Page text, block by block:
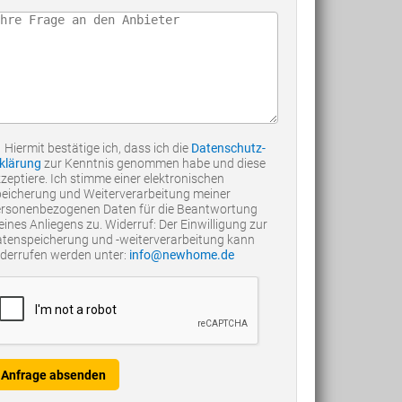
bestätige ich, dass ich die Datenschutz-
zur Kenntnis genommen habe und diese
Ich stimme einer elektronischen
und Weiterverarbeitung meiner
Daten für die Beantwortung
Anliegens zu. Widerruf: Der Einwilligung zur
und -weiterverarbeitung kann
werden unter: info@newhome.de
Anfrage absenden